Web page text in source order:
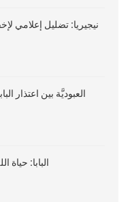
نيجيريا: تضليل إعلامي
العبوديَّة بين اعتذار
البابا: حياة